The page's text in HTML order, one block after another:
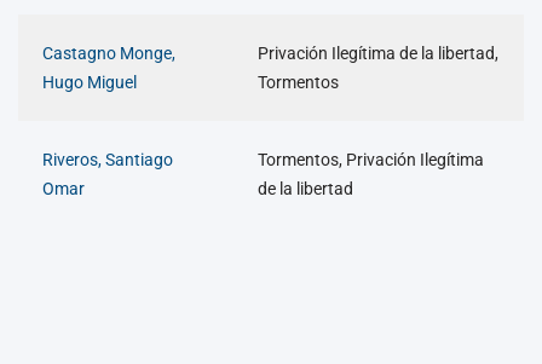
Castagno Monge,
Hugo Miguel
Privación Ilegítima de la libertad,
Tormentos
Riveros, Santiago
Omar
Tormentos, Privación Ilegítima
de la libertad